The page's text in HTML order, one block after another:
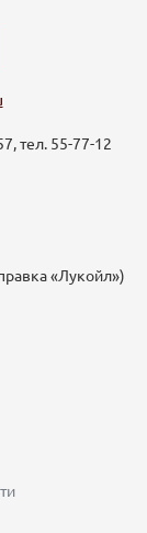
тел. 55-77-12
«Лукойл»)